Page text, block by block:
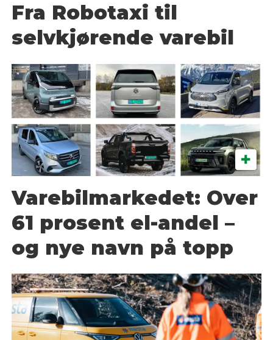
Fra Robotaxi til
selvkjørende varebil
Varebilmarkedet: Over
61 prosent el-andel –
og nye navn på topp